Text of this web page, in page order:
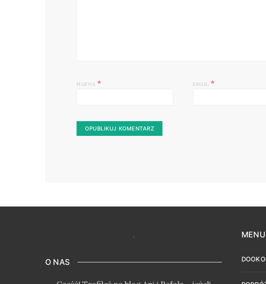
NAZWA * EMAIL*
O NAS
MENU